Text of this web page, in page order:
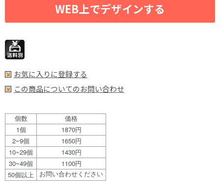
WEB上でデザインする
お気に入りに登録する
この商品についてのお問い合わせ
個数 価格
1個 1870円
2~9個 1650円
10~29個 1430円
30~49個 1100円
50個以上 お問い合わせください